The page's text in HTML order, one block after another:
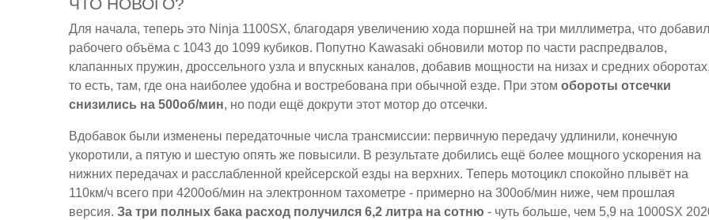
Для начала, теперь это Ninja 1100SX, благодаря увеличению хода поршней на три миллиметра, что
рабочего объёма с 1043 до 1099 кубиков. Попутно Kawasaki обновили мотор по части распредвалов,
клапанных пружин, дроссельного узла и впускных каналов, добавив мощности на низах и средних
то есть, там, где она наиболее удобна и востребована при обычной езде. При этом обороты отсечки
снизились на 500об/мин, но поди ещё докрути этот мотор до отсечки.
Вдобавок были изменены передаточные числа трансмиссии: первичную передачу удлинили, конечную
укоротили, а пятую и шестую опять же повысили. В результате добились ещё более мощного ускорения на
нижних передачах и расслабленной крейсерской езды на верхних. Теперь мотоцикл спокойно плывёт на
110км/ч всего при 4200об/мин на электронном тахометре - примерно на 300об/мин ниже, чем прошлая
версия. За три полных бака расход получился 6,2 литра на сотню - чуть больше, чем 5,9 на 1000SX